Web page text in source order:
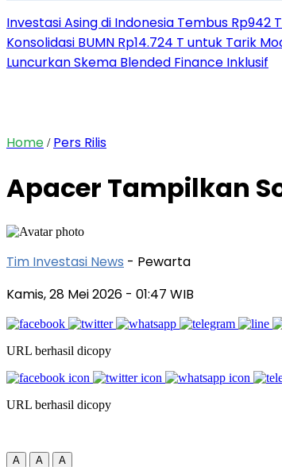
Investasi Asing di Indonesia Tembus Rp942
Konsolidasi BUMN Rp14.724 T untuk Tarik
Luncurkan Skema Blended Finance Inklusif
Home / Pers Rilis
Apacer Tampilkan
Tim Investasi News - Pewarta
Kamis, 28 Mei 2026 - 01:47 WIB
URL berhasil dicopy
URL berhasil dicopy
A A A